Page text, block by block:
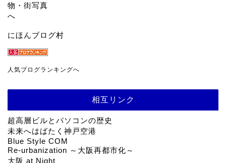
にほんブログ村
人気ブログランキングへ
相互リンク
超高層ビルとパソコンの歴史
未来へはばたく神戸空港
Blue Style COM
Re-urbanization ～大阪再都市化～
大阪 at Night